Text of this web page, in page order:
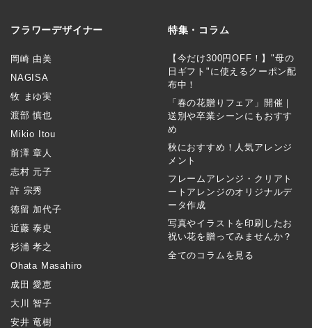
フラワーデザイナー
岡崎 由美
NAGISA
牧 まゆ実
渡部 慎也
Mikio Itou
前澤 章人
志村 元子
許 宗秀
徳留 加代子
近藤 泰史
杉浦 孝之
Ohata Masahiro
成田 愛恵
大川 智子
安井 竜樹
特集・コラム
【今だけ300円OFF！】"母の
日ギフト"に使えるクーポン配
布中！
「春の花贈りフェア」開催｜
送別や卒業シーンにもおすす
め
秋におすすめ！人気アレンジ
メント
フレームアレンジ・クリアト
ートアレンジのオリジナルデ
ータ作成
写真やイラストを印刷したお
祝い花を贈ってみませんか？
全てのコラムを見る